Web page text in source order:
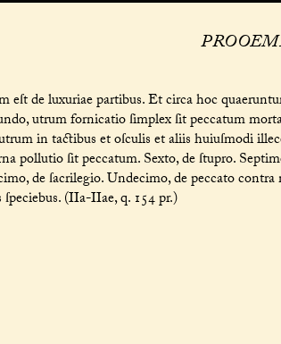
eſt de luxuriae partibus. Et circa hoc
utrum fornicatio ſimplex ſit peccatum
in tactibus et oſculis et aliis huiuſmodi
pollutio ſit peccatum. Sexto, de ſtupro.
de ſacrilegio. Undecimo, de peccato
(IIa-IIae, q. 154 pr.)